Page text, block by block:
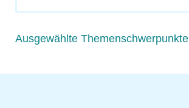
Ausgewählte Themenschwerpunkte